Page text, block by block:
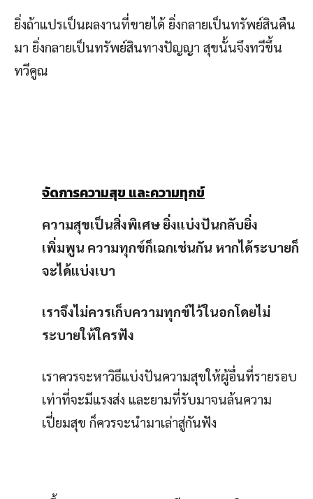
ยิ่งถ้าแปรเป็นผลงานที่ขายได้ ยิ่งกลายเป็นทรัพย์สินคืน
มา ยิ่งกลายเป็นทรัพย์สินทางปัญญา สุขนั้นจึงทวีขึ้น
ทวีคูณ
จัดการความสุข และความทุกข์
ความสุขเป็นสิ่งพิเศษ ยิ่งแบ่งปันกลับยิ่ง
เพิ่มพูน ความทุกข์ก็เฉกเช่นกัน หากได้ระบายก็
จะได้แบ่งเบา
เราจึงไม่ควรเก็บความทุกข์ไว้ในอกโดยไม่
ระบายให้ใครฟัง
เราควรจะหาวิธีแบ่งปันความสุขให้ผู้อื่นที่รายรอบ
เท่าที่จะมีแรงส่ง และยามที่รับมาจนล้นความ
เปี่ยมสุข ก็ควรจะนำมาเล่าสู่กันฟัง